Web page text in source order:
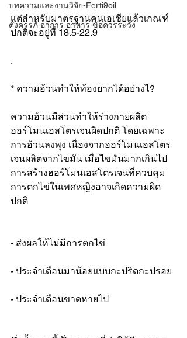
บทความและงานวิจัย-Ferti9oil
ตั้งครรภ์ อาการ อาหาร ข้อควรระวัง
แต่สำหรับมาตรฐานคนเอเชียแล้วเกณฑ์
ปกติจะอยู่ที่ 18.5-22.9
.
* ความอ้วนทำให้ท้องยากได้อย่างไ?
ความอ้วนมีส่วนทำให้ร่างกายผลิต
ฮอร์โมนเอสโตรเจนผิดปกติ โดยเฉพาะ
การอ้วนลงพุง เนื่องจากฮอร์โมนเอสโตร
เจนผลิตจากไขมัน เมื่อไขมันมากเกินไป
การสร้างฮอร์โมนเอสโตรเจนที่ควบคุม
การตกไข่ในเพศหญิงอาจเกิดความผิด
ปกติ
- ส่งผลให้ไม่มีการตกไข่
- ประจำเดือนมาน้อยแบบกะปริดกะปรอย
- ประจำเดือนขาดหายไป